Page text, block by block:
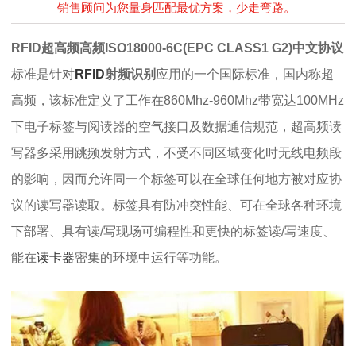
销售顾问为您量身匹配最优方案，少走弯路。
RFID超高频高频ISO18000-6C(EPC CLASS1 G2)中文协议
标准是针对RFID射频识别 应用的一个国际标准，国内称超
高频，该标准定义了工作在860Mhz-960Mhz带宽达100MHz
下电子标签与阅读器的空气接口及数据通信规范，超高频读
写器多采用跳频发射方式，不受不同区域变化时无线电频段
的影响，因而允许同一个标签可以在全球任何地方被对应协
议的读写器读取。标签具有防冲突性能、可在全球各种环境
下部署、具有读/写现场可编程性和更快的标签读/写速度、
能在读卡器密集的环境中运行等功能。